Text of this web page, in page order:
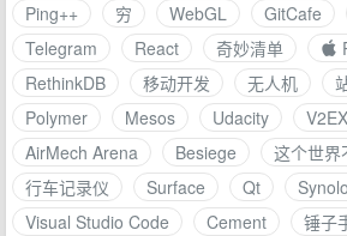
Ping++
穷 WebGL GitCafe
Telegram
React 奇妙清单 
RethinkDB
移动开发 无人机
Polymer
Mesos Udacity
AirMech Arena
Besiege
这个世界
行车记录仪
Surface Qt
Visual Studio Code
Cement 锤子